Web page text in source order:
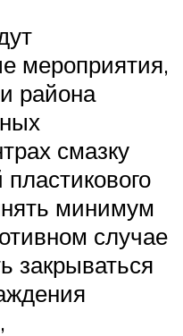
мероприятия,
района
смазку
минимум
случае
закрываться